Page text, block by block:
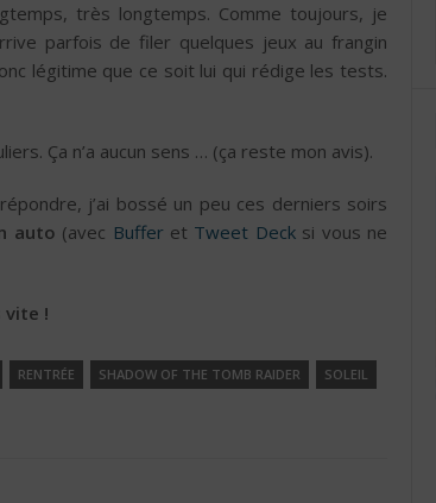
très longtemps. Comme toujours, je
parfois de filer quelques jeux au frangin
légitime que ce soit lui qui rédige les tests.
Ça n’a aucun sens … (ça reste mon avis).
j’ai bossé un peu ces derniers soirs
auto (avec Bufferet Tweet Decksi vous ne
vite !
RENTRÉE SHADOW OF THE TOMB RAIDER
SOLEIL